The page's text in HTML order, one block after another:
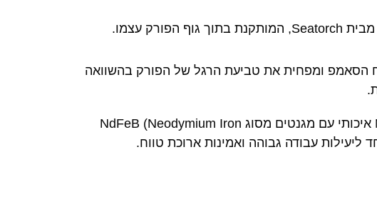
הסאמפ ומפחית את טביעת הרגל של הפורק בהשוואה
המשאבה כוללת אימפלר Needle Wheel איכותי עם מגנטים מסוג NdFeB (Neodymium Iron